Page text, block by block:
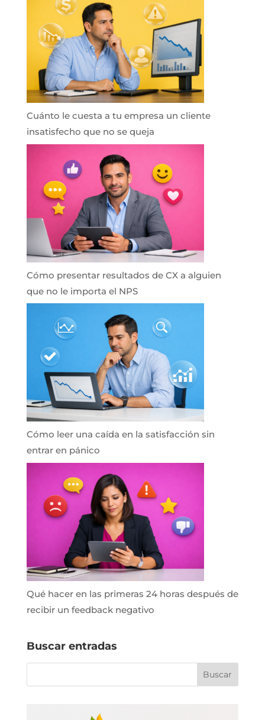
Cuánto le cuesta a tu empresa un cliente
insatisfecho que no se queja
Cómo presentar resultados de CX a alguien
que no le importa el NPS
Cómo leer una caída en la satisfacción sin
entrar en pánico
Qué hacer en las primeras 24 horas después de
recibir un feedback negativo
Buscar entradas